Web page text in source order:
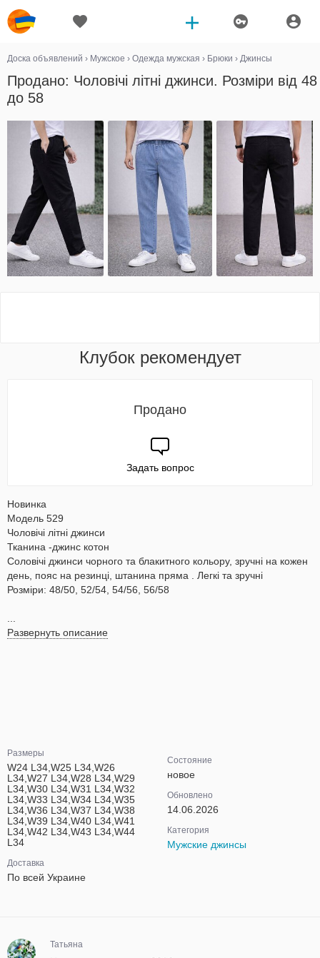
Доска объявлений › Мужское › Одежда мужская › Брюки › Джинсы
Продано: Чоловічі літні джинси. Розміри від 48
до 58
Клубок рекомендует
Продано
Задать вопрос
Новинка
Модель 529
Чоловічі літні джинси
Тканина -джинс котон
Соловічі джинси чорного та блакитного кольору, зручні на кожен
день, пояс на резинці, штанина пряма . Легкі та зручні
Розміри: 48/50, 52/54, 54/56, 56/58
Развернуть описание
Размеры
W24 L34,W25 L34,W26
L34,W27 L34,W28 L34,W29
L34,W30 L34,W31 L34,W32
L34,W33 L34,W34 L34,W35
L34,W36 L34,W37 L34,W38
L34,W39 L34,W40 L34,W41
L34,W42 L34,W43 L34,W44
L34
Доставка
По всей Украине
Состояние
новое
Обновлено
14.06.2026
Категория
Мужские джинсы
Татьяна